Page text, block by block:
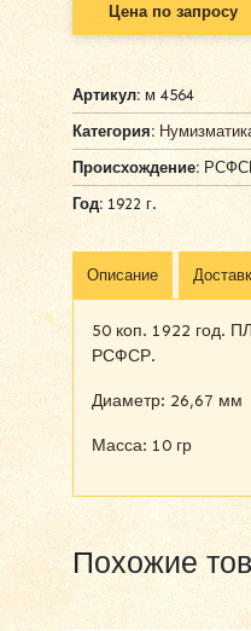
Цена по запросу
Артикул:м 4564
Категория:
Происхождение:
Год: 1922 г.
Описание
50 коп. 1922 год.
РСФСР.
Диаметр: 26,67 мм
Масса: 10 гр
Похожие